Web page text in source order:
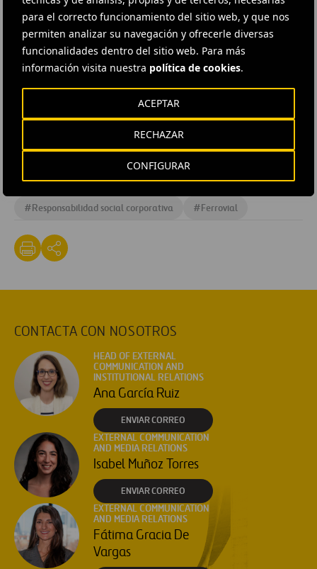
para el correcto funcionamiento del sitio web, y que nos
permiten analizar su navegación y ofrecerle diversas
funcionalidades dentro del sitio web. Para más
información visita nuestra política de cookies.
CONFIGURAR
RECHAZAR
ACEPTAR
-una de las más conocidas y respetadas de la región de
York- al doblar la suma económica aportada por los 600
empleados de la concesionaria. Desde Canadá
(empresa y trabajadores) iniciativas que benefician a las
comunidades a las que servimos y en las que vivimos.
# Discapacidad
#Estrategia empresarial
#Responsabilidad social corporativa #Ferrovial
CONTACTA CON NOSOTROS
HEAD OF EXTERNAL
COMMUNICATION AND
INSTITUTIONAL RELATIONS
Ana García Ruiz
ENVIAR CORREO
EXTERNAL COMMUNICATION
AND MEDIA RELATIONS
Isabel Muñoz Torres
ENVIAR CORREO
EXTERNAL COMMUNICATION
AND MEDIA RELATIONS
Fátima Gracia De
Vargas